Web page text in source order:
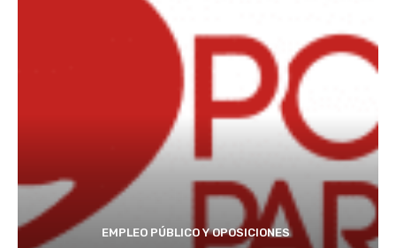
EMPLEO PÚBLICO Y OPOSICIONES